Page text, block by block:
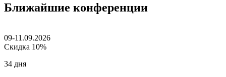
Ближайшие конференции
09-11.09.2026
Скидка 10%
34 дня